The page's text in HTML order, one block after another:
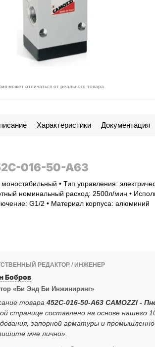
может отличаться от реального товара
Характеристики Документация
016-50-A63
• Тип управления:
номинальный расход: 2500л/мин •
G1/2 • Материал корпуса: алюминий
РЕДАКТОР / ИНЖЕНЕР
Бобров
«Би Энд Би Инжиниринг»
товара 452C-016-50-A63 CAMOZZI -
странице составлено на основе нашего
запорной арматуры и
мне лично».